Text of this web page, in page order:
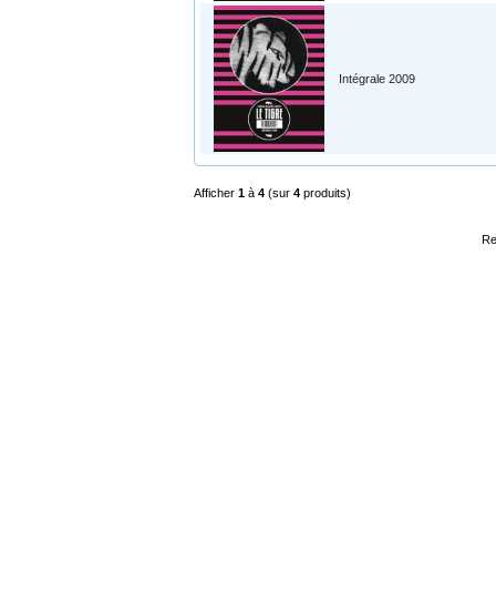
Intégrale 2009
Afficher 1 à 4 (sur 4 produits)